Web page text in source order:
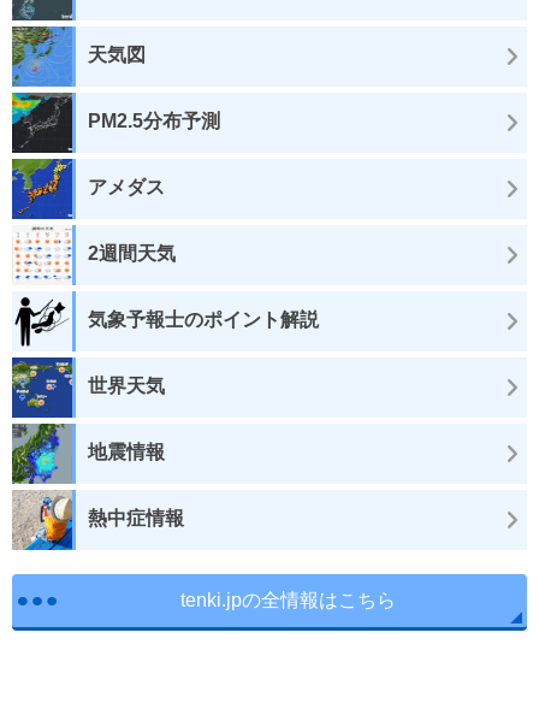
天気図
PM2.5分布予測
アメダス
2週間天気
気象予報士のポイント解説
世界天気
地震情報
熱中症情報
tenki.jpの全情報はこちら